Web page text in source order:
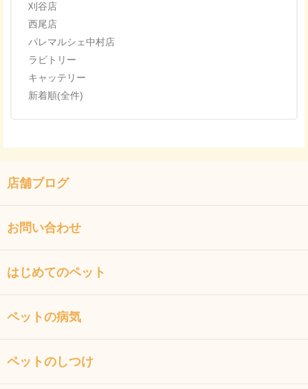
刈谷店
西尾店
パレマルシェ中村店
ラビトリー
キャッテリー
新着順(全件)
店舗ブログ
お問い合わせ
はじめてのペット
ペットの病気
ペットのしつけ